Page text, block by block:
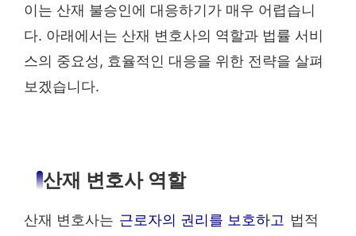
이는 산재 불승인에 대응하기가 매우 어렵습니
다. 아래에서는 산재 변호사의 역할과 법률 서비
스의 중요성, 효율적인 대응을 위한 전략을 살펴
보겠습니다.
산재 변호사 역할
산재 변호사는 근로자의 권리를 보호하고 법적